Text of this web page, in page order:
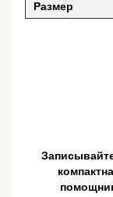
Размер